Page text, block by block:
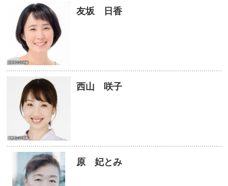
友坂 日香
西山 咲子
原 妃とみ